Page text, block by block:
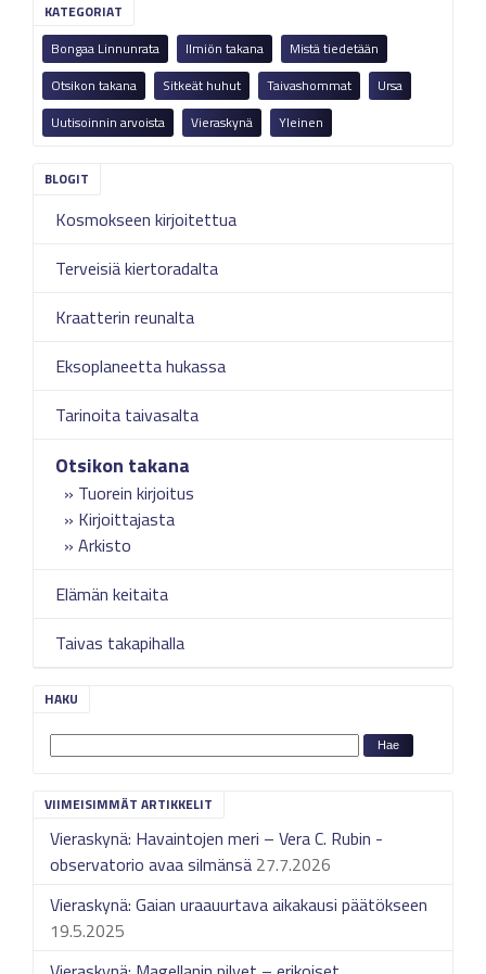
KATEGORIAT
Bongaa Linnunrata
Ilmiön takana
Mistä tiedetään
Otsikon takana
Sitkeät huhut Taivashommat
Ursa
Uutisoinnin arvoista
Vieraskynä Yleinen
Kosmokseen kirjoitettua
Terveisiä kiertoradalta
Kraatterin reunalta
Eksoplaneetta hukassa
Tarinoita taivasalta
Otsikon takana
Tuorein kirjoitus
Kirjoittajasta
Arkisto
Elämän keitaita
Taivas takapihalla
HAKU
VIIMEISIMMÄT ARTIKKELIT
Vieraskynä: Havaintojen meri – Vera C. Rubin -
observatorio avaa silmänsä 27.7.2026
Vieraskynä: Gaian uraauurtava aikakausi päätökseen
19.5.2025